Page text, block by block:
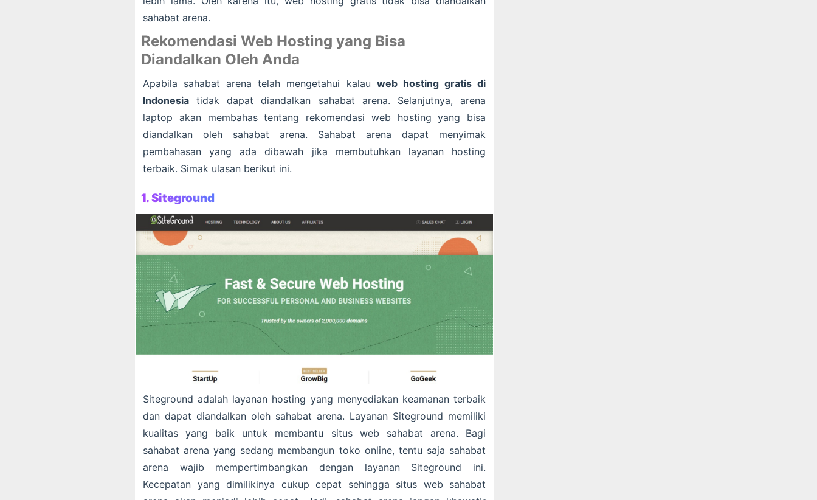
sahabat arena.
Rekomendasi Web Hosting yang Bisa
Diandalkan Oleh Anda
Apabila sahabat arena telah mengetahui kalau web hosting gratis di
Indonesia tidak dapat diandalkan sahabat arena. Selanjutnya, arena
laptop akan membahas tentang rekomendasi web hosting yang bisa
diandalkan oleh sahabat arena. Sahabat arena dapat menyimak
pembahasan yang ada dibawah jika membutuhkan layanan hosting
terbaik. Simak ulasan berikut ini.
1. Siteground
Siteground adalah layanan hosting yang menyediakan keamanan terbaik
dan dapat diandalkan oleh sahabat arena. Layanan Siteground memiliki
kualitas yang baik untuk membantu situs web sahabat arena. Bagi
sahabat arena yang sedang membangun toko online, tentu saja sahabat
arena wajib mempertimbangkan dengan layanan Siteground ini.
Kecepatan yang dimilikinya cukup cepat sehingga situs web sahabat